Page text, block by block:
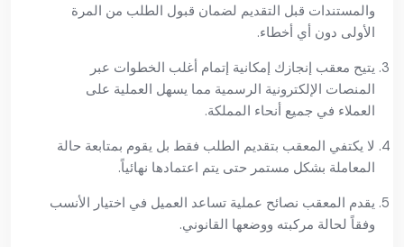
والمستندات قبل التقديم لضمان قبول الطلب من المرة
الأولى دون أي أخطاء.
يتيح معقب إنجازك إمكانية إتمام أغلب الخطوات عبر
المنصات الإلكترونية الرسمية مما يسهل العملية على
العملاء في جميع أنحاء المملكة.
لا يكتفي المعقب بتقديم الطلب فقط بل يقوم بمتابعة حالة
المعاملة بشكل مستمر حتى يتم اعتمادها نهائياً.
يقدم المعقب نصائح عملية تساعد العميل في اختيار الأنسب
وفقاً لحالة مركبته ووضعها القانوني.